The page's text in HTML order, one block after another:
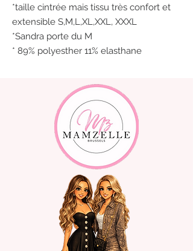
*taille cintrée mais tissu très confort et
extensible S,M,L,XL,XXL, XXXL
*Sandra porte du M
* 89% polyesther 11% elasthane